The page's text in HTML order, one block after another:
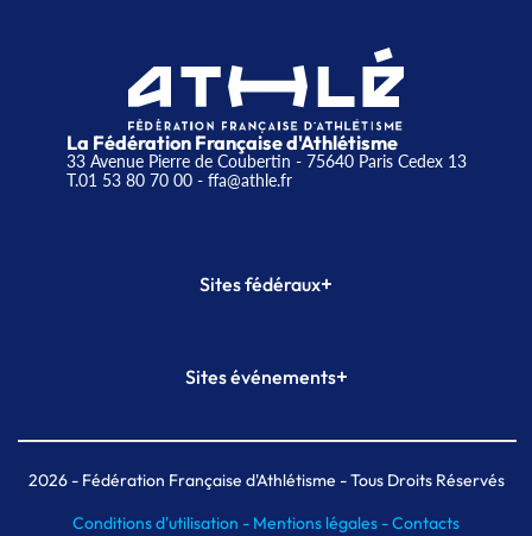
La Fédération Française d'Athlétisme
33 Avenue Pierre de Coubertin - 75640 Paris Cedex 13
T.01 53 80 70 00- ffa@athle.fr
Sites fédéraux+
Plateforme Formation
Sites événements+
Meeting de Paris indoor
MAIF Ekiden de Paris
2026- Fédération Française d'Athlétisme - Tous Droits Réservés
Conditions d'utilisation - Mentions légales -Contacts